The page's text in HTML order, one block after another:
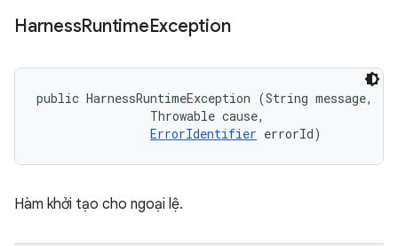
HarnessRuntimeException
public HarnessRuntimeException (String message,
                Throwable cause,
ErrorIdentifier errorId)
Hàm khởi tạo cho ngoại lệ.